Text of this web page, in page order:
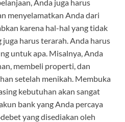
Anda juga harus
menyelamatkan Anda dari
karena hal-hal yang tidak
harus terarah. Anda harus
untuk apa. Misalnya, Anda
membeli properti, dan
setelah menikah. Membuka
kebutuhan akan sangat
bank yang Anda percaya
yang disediakan oleh